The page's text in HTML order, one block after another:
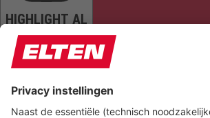
HIGHLIGHT AL